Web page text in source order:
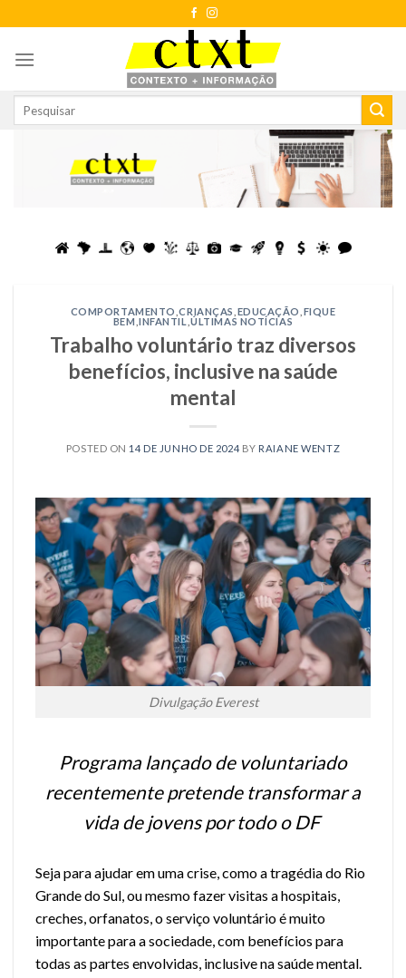
to
content
COMPORTAMENTO ,CRIANÇAS EDUCAÇÃO FIQUE
BEM ,INFANTIL ,ÚLTIMAS NOTÍCIAS
Trabalho voluntário traz diversos
benefícios, inclusive na saúde
mental
POSTED ON 14 DE JUNHO DE 2024 BY RAIANE WENTZ
Divulgação Everest
Programa lançado de voluntariado
recentemente pretende transformar a
vida de jovens por todo o DF
Seja para ajudar em uma crise, como a tragédia do Rio
Grande do Sul, ou mesmo fazer visitas a hospitais,
creches, orfanatos, o serviço voluntário é muito
importante para a sociedade, com benefícios para
todas as partes envolvidas, inclusive na saúde mental.